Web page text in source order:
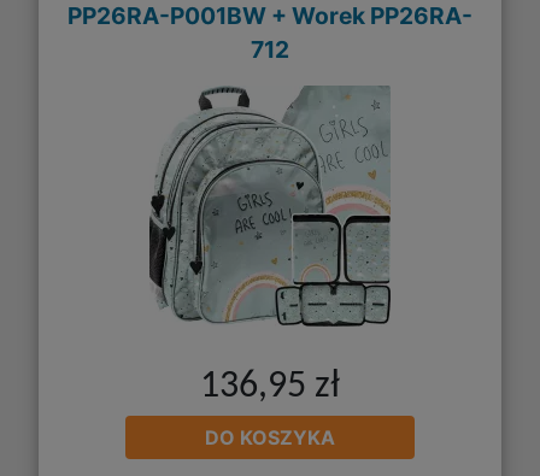
PP26RA-P001BW + Worek PP26RA-
712
136,95 zł
DO KOSZYKA